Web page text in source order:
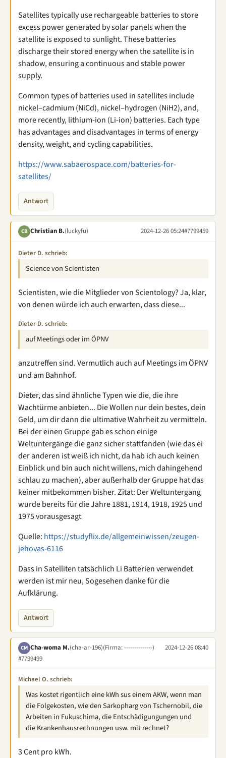
Satellites typically use rechargeable batteries to store
excess power generated by solar panels when the
satellite is exposed to sunlight. These batteries
discharge their stored energy when the satellite is in
shadow, ensuring a continuous and stable power
supply.
Common types of batteries used in satellites include
nickel–cadmium (NiCd), nickel–hydrogen (NiH2), and,
more recently, lithium-ion (Li-ion) batteries. Each type
has advantages and disadvantages in terms of energy
density, weight, and cycling capabilities.
https://www.sabaerospace.com/batteries-for-
satellites/
Antwort
CB Christian B.(luckyfu) 2024-12-26 05:24#7799459
Dieter D. schrieb:
Science von Scientisten
Scientisten, wie die Mitglieder von Scientology? Ja, klar,
von denen würde ich auch erwarten, dass diese...
Dieter D. schrieb:
auf Meetings oder im ÖPNV
anzutreffen sind. Vermutlich auch auf Meetings im ÖPNV
und am Bahnhof.
Dieter, das sind ähnliche Typen wie die, die ihre
Wachtürme anbieten... Die Wollen nur dein bestes, dein
Geld, um dir dann die ultimative Wahrheit zu vermitteln.
Bei der einen Gruppe gab es schon einige
Weltuntergänge die ganz sicher stattfanden (wie das ei
der anderen ist weiß ich nicht, da hab ich auch keinen
Einblick und bin auch nicht willens, mich dahingehend
schlau zu machen), aber außerhalb der Gruppe hat das
keiner mitbekommen bisher. Zitat: Der Weltuntergang
wurde bereits für die Jahre 1881, 1914, 1918, 1925 und
1975 vorausgesagt
Quelle: https://studyflix.de/allgemeinwissen/zeugen-
jehovas-6116
Dass in Satelliten tatsächlich Li Batterien verwendet
werden ist mir neu, Sogesehen danke für die
Aufklärung.
Antwort
CM Cha-woma M.(cha-ar-196)(Firma: --------------)
2024-12-26 08:40
#7799499
Michael O. schrieb:
Was kostet rigentlich eine kWh sus einem AKW, wenn man
die Folgekosten, wie den Sarkopharg von Tschernobil, die
Arbeiten in Fukuschima, die Entschädigungungen und
die Krankenhausrechnungen usw. mit rechnet?
3 Cent pro kWh.